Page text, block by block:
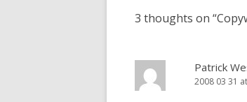
3 thoughts on “
Patrick
2008 03 31